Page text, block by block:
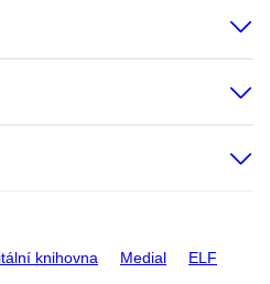
knihovna Medial ELF